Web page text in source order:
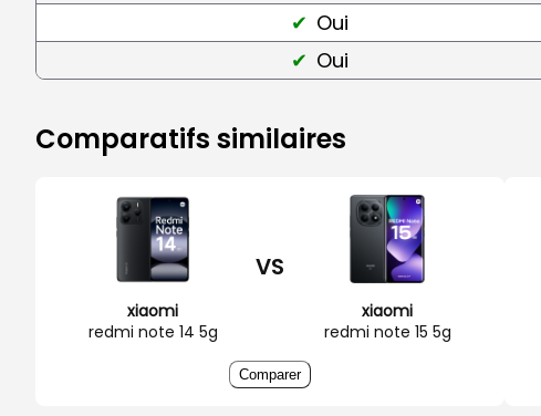
Oui
Oui
Comparatifs similaires
xiaomi
redmi note 14 5g
VS
xiaomi
redmi note 15 5g
Comparer